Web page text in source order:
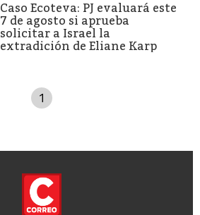
Caso Ecoteva: PJ evaluará este
7 de agosto si aprueba
solicitar a Israel la
extradición de Eliane Karp
1